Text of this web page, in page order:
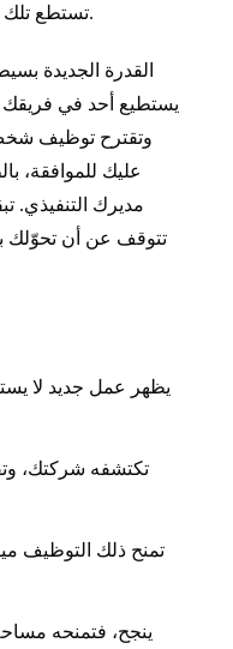
تستطع تلك.
القدرة الجديدة
يستطيع أحد في فريقك
وتقترح توظيف
عليك للموافقة،
مديرك التنفيذي.
تتوقف عن أن تحوّلك
يظهر عمل جديد لا
تكتشفه شركتك،
تمنح ذلك التوظيف
ينجح، فتمنحه مساحة